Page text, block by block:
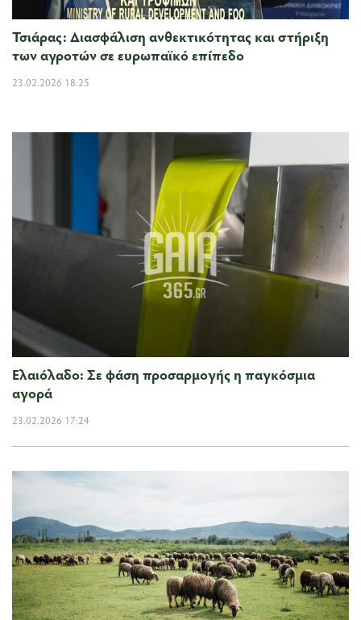
Τσιάρας: Διασφάλιση ανθεκτικότητας και στήριξη
των αγροτών σε ευρωπαϊκό επίπεδο
23.02.2026 18:25
Ελαιόλαδο: Σε φάση προσαρμογής η παγκόσμια
αγορά
23.02.2026 17:24